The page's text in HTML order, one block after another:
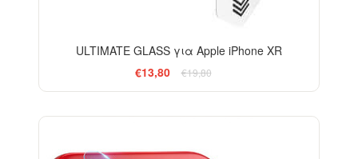
ULTIMATE GLASS για Apple iPhone XR
€13,80
€19,80